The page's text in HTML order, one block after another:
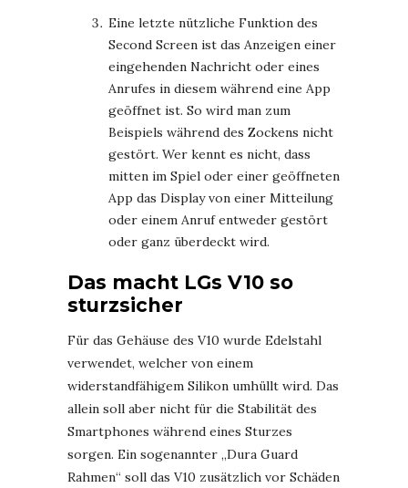
Eine letzte nützliche Funktion des
Second Screen ist das Anzeigen einer
eingehenden Nachricht oder eines
Anrufes in diesem während eine App
geöffnet ist. So wird man zum
Beispiels während des Zockens nicht
gestört. Wer kennt es nicht, dass
mitten im Spiel oder einer geöffneten
App das Display von einer Mitteilung
oder einem Anruf entweder gestört
oder ganz überdeckt wird.
Das macht LGs V10 so
sturzsicher
Für das Gehäuse des V10 wurde Edelstahl
verwendet, welcher von einem
widerstandfähigem Silikon umhüllt wird. Das
allein soll aber nicht für die Stabilität des
Smartphones während eines Sturzes
sorgen. Ein sogenannter „Dura Guard
Rahmen“ soll das V10 zusätzlich vor Schäden